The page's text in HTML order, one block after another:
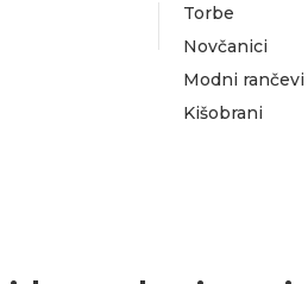
Torbe
Novčanici
Modni rančevi
Kišobrani